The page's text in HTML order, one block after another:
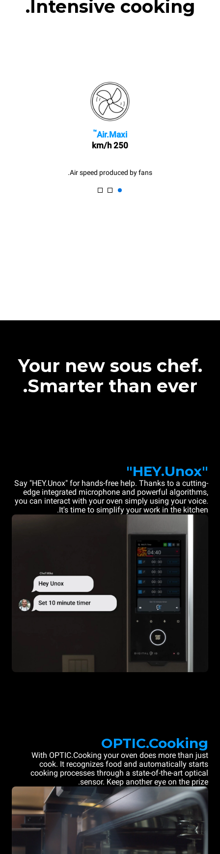
Intensive cooking.
Air.Maxi
™
250 km/h
Air speed produced by fans.
Your new sous chef.
Smarter than ever.
"HEY.Unox"
Say "HEY.Unox" for hands-free help. Thanks to a cutting-
edge integrated microphone and powerful algorithms,
you can interact with your oven simply using your voice.
It's time to simplify your work in the kitchen.
OPTIC.Cooking
With OPTIC.Cooking your oven does more than just
cook. It recognizes food and automatically starts
cooking processes through a state-of-the-art optical
sensor. Keep another eye on the prize.